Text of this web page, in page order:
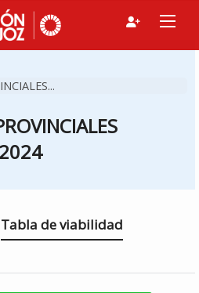
Estás en
Tabla de viabilidad